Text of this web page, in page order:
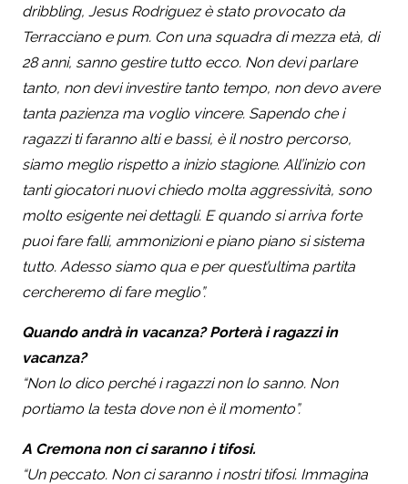
dribbling, Jesus Rodriguez è stato provocato da
Terracciano e pum. Con una squadra di mezza età, di
28 anni, sanno gestire tutto ecco. Non devi parlare
tanto, non devi investire tanto tempo, non devo avere
tanta pazienza ma voglio vincere. Sapendo che i
ragazzi ti faranno alti e bassi, è il nostro percorso,
siamo meglio rispetto a inizio stagione. All’inizio con
tanti giocatori nuovi chiedo molta aggressività, sono
molto esigente nei dettagli. E quando si arriva forte
puoi fare falli, ammonizioni e piano piano si sistema
tutto. Adesso siamo qua e per quest’ultima partita
cercheremo di fare meglio”.
Quando andrà in vacanza? Porterà i ragazzi in
vacanza?
“Non lo dico perché i ragazzi non lo sanno. Non
portiamo la testa dove non è il momento”.
A Cremona non ci saranno i tifosi.
“Un peccato. Non ci saranno i nostri tifosi. Immagina